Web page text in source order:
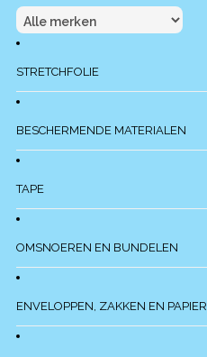
STRETCHFOLIE
BESCHERMENDE MATERIALEN
TAPE
OMSNOEREN EN BUNDELEN
ENVELOPPEN, ZAKKEN EN PAPIER